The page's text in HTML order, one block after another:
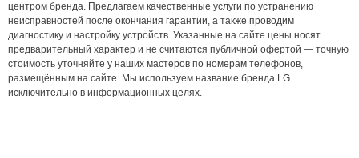
центром бренда. Предлагаем качественные услуги по устранению
неисправностей после окончания гарантии, а также проводим
диагностику и настройку устройств. Указанные на сайте цены носят
предварительный характер и не считаются публичной офертой — точную
стоимость уточняйте у наших мастеров по номерам телефонов,
размещённым на сайте. Мы используем название бренда LG
исключительно в информационных целях.